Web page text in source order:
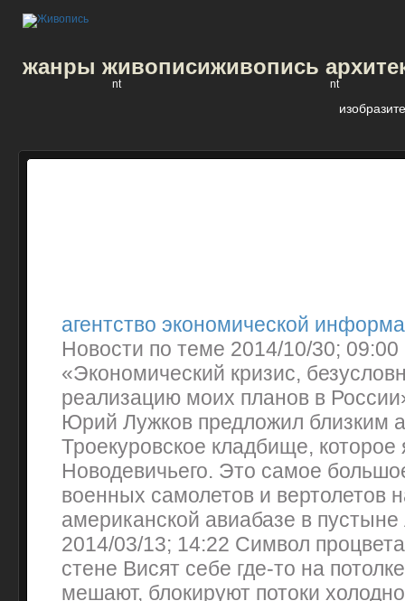
жанры живописи
nt
живопись
nt
агентство экономической
Новости по теме 2014/10/30;
«Экономический кризис,
реализацию моих планов в
Юрий Лужков предложил близким
Троекуровское кладбище,
Новодевичьего. Это самое
военных самолетов и вертолетов
американской авиабазе в
2014/03/13; 14:22 Символ
стене Висят себе где-то на
мешают, блокируют потоки